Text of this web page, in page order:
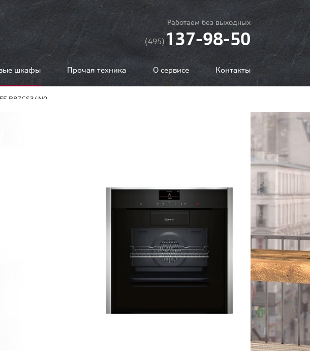
Работаем без выходных
(495)137-98-50
шкафы Прочая техника О сервисе Контакты
B87CS34N0